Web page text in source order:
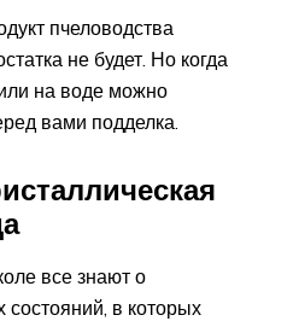
пчеловодства
не будет. Но когда
на воде можно
вами подделка.
все знают о
состояний, в которых